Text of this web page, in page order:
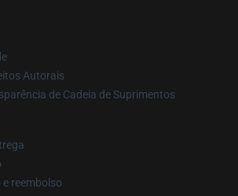
Autorais
de Cadeia de Suprimentos
reembolso